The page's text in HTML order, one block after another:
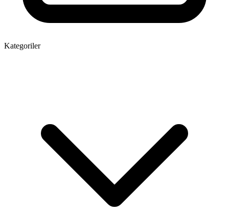
Kategoriler